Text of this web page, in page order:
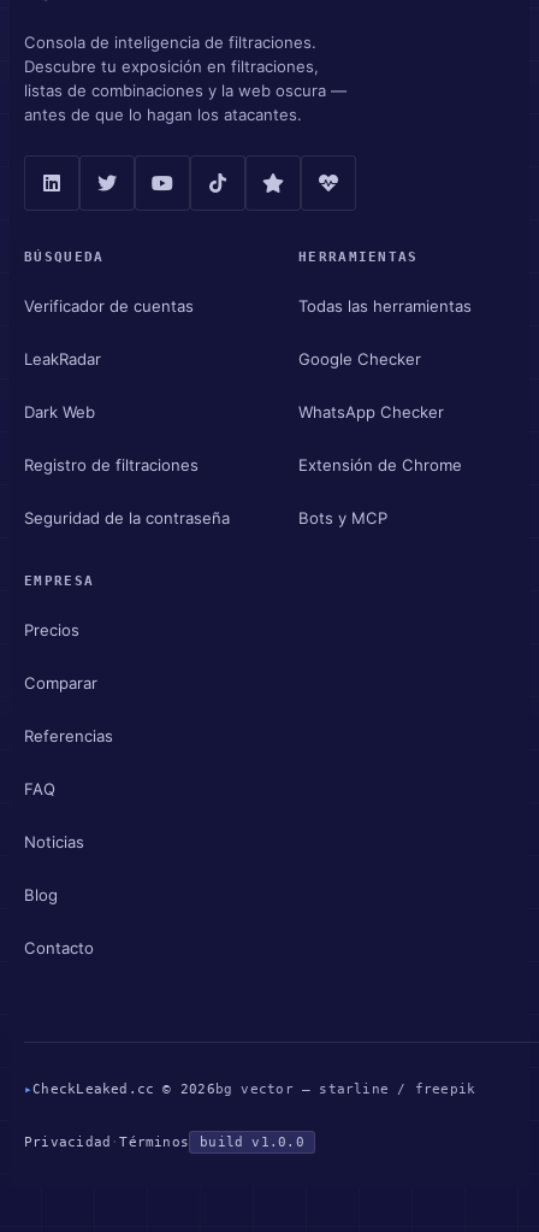
Consola de inteligencia de filtraciones.
Descubre tu exposición en filtraciones,
listas de combinaciones y la web oscura —
antes de que lo hagan los atacantes.
BÚSQUEDA
Verificador de cuentas
LeakRadar
Dark Web
Registro de filtraciones
Seguridad de la contraseña
HERRAMIENTAS
Todas las herramientas
Google Checker
WhatsApp Checker
Extensión de Chrome
Bots y MCP
EMPRESA
Precios
Comparar
Referencias
FAQ
Noticias
Blog
Contacto
▸CheckLeaked.cc © 2026 bg vector — starline / freepik
Privacidad ·Términos build v1.0.0